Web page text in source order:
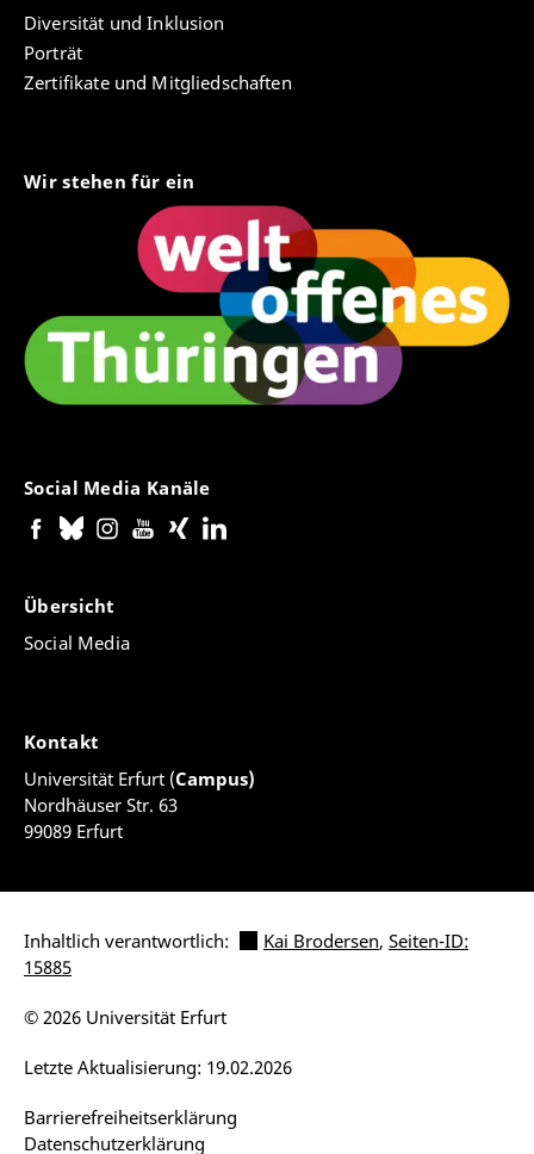
Diversität und Inklusion
Porträt
Zertifikate und Mitgliedschaften
Wir stehen für ein
Social Media Kanäle
Übersicht
Social Media
Kontakt
Universität Erfurt (Campus)
Nordhäuser Str. 63
99089 Erfurt
Inhaltlich verantwortlich: Kai Brodersen, Seiten-ID:
15885
Barrierefreiheitserklärung
Datenschutzerklärung
Letzte Aktualisierung: 19.02.2026
© 2026 Universität Erfurt